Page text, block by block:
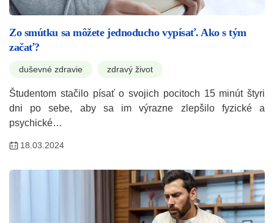
Zo smútku sa môžete jednoducho vypísať. Ako s tým
začať?
duševné zdravie zdravý život
Študentom stačilo písať o svojich pocitoch 15 minút štyri
dni po sebe, aby sa im výrazne zlepšilo fyzické a
psychické…
18.03.2024